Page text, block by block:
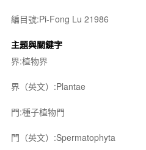
編目號:Pi-Fong Lu 21986
主題與關鍵字
界:植物界
界（英文）:Plantae
門:種子植物門
門（英文）:Spermatophyta